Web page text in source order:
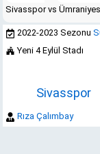
Sivasspor vs
2022-2023 Sezonu
Yeni 4 Eylül Stadı
Sivasspor
Rıza Çalımbay